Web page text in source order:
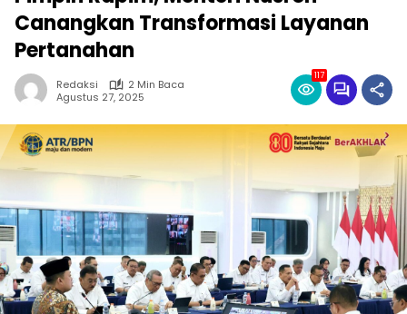
Canangkan Transformasi Layanan
Pertanahan
Redaksi
2 Min Baca
Agustus 27, 2025
117